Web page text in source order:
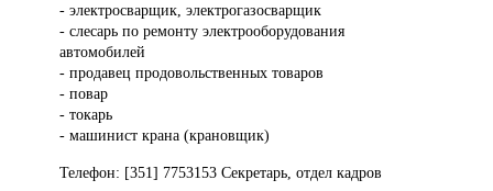
- электросварщик, электрогазосварщик
- слесарь по ремонту электрооборудования
автомобилей
- продавец продовольственных товаров
- повар
- токарь
- машинист крана (крановщик)
Телефон: [351] 7753153 Секретарь, отдел кадров